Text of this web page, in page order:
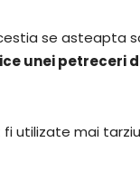
se asteapta
unei petreceri
utilizate mai